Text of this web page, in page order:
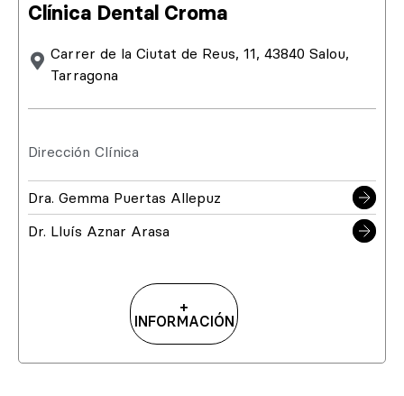
Clínica Dental Croma
Carrer de la Ciutat de Reus, 11, 43840 Salou,
Tarragona
Dirección Clínica
Dra. Gemma Puertas Allepuz
Dr. Lluís Aznar Arasa
+
INFORMACIÓN